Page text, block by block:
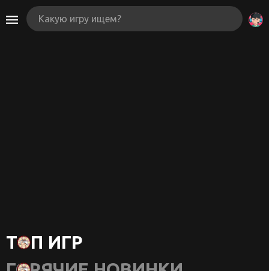
ТОП ИГР